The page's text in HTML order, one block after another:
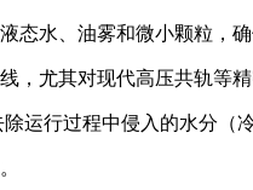
水、油雾和微小颗粒，
，尤其对现代高压共轨等
运行过程中侵入的水分（